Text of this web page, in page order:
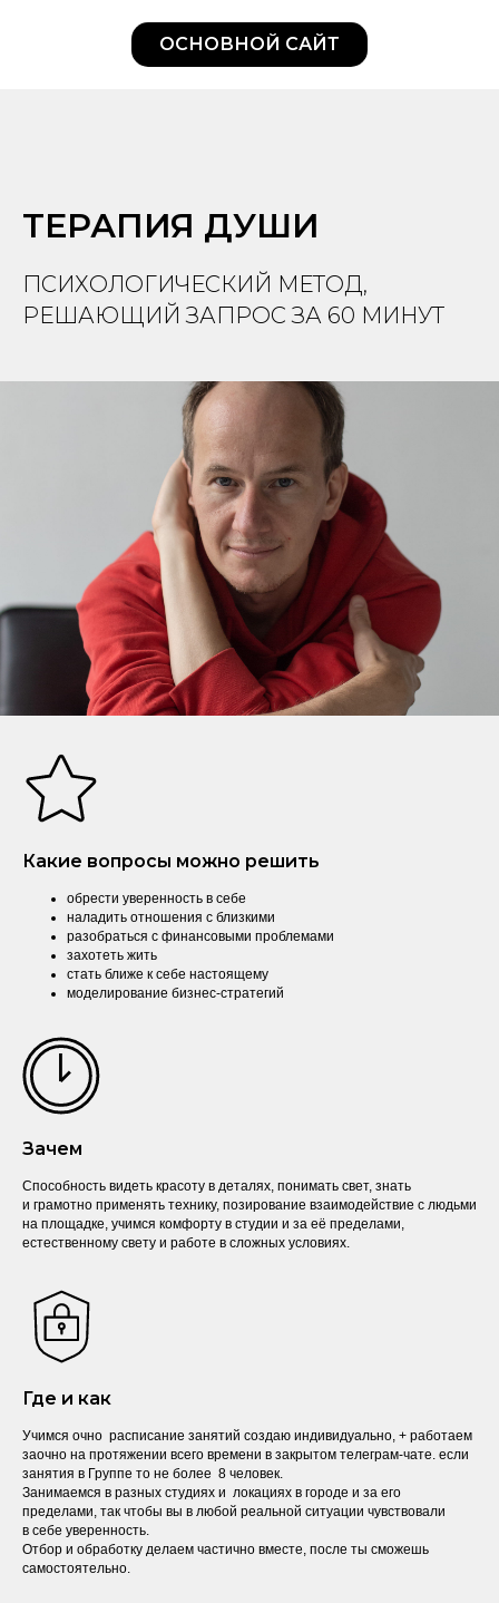
ОСНОВНОЙ САЙТ
ТЕРАПИЯ ДУШИ
ПСИХОЛОГИЧЕСКИЙ МЕТОД,
РЕШАЮЩИЙ ЗАПРОС ЗА 60 МИНУТ
Какие вопросы можно решить
обрести уверенность в себе
наладить отношения с близкими
разобраться с финансовыми проблемами
захотеть жить
стать ближе к себе настоящему
моделирование бизнес-стратегий
Зачем
Способность видеть красоту в деталях, понимать свет, знать
и грамотно применять технику, позирование взаимодействие с людьми
на площадке, учимся комфорту в студии и за её пределами,
естественному свету и работе в сложных условиях.
Где и как
Учимся очно расписание занятий создаю индивидуально, + работаем
заочно на протяжении всего времени в закрытом телеграм-чате. если
занятия в Группе то не более 8 человек.
Занимаемся в разных студиях и локациях в городе и за его
пределами, так чтобы вы в любой реальной ситуации чувствовали
в себе уверенность.
Отбор и обработку делаем частично вместе, после ты сможешь
самостоятельно.